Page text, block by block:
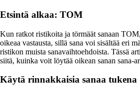
Etsintä alkaa: TOM
Kun ratkot ristikoita ja törmäät sanaan
oikeaa vastausta, sillä sana voi sisältää eri
ristikon muista sanavaihtoehdoista. Tässä
siitä, kuinka voit löytää oikean sanan sana-
Käytä rinnakkaisia sanaa tukena